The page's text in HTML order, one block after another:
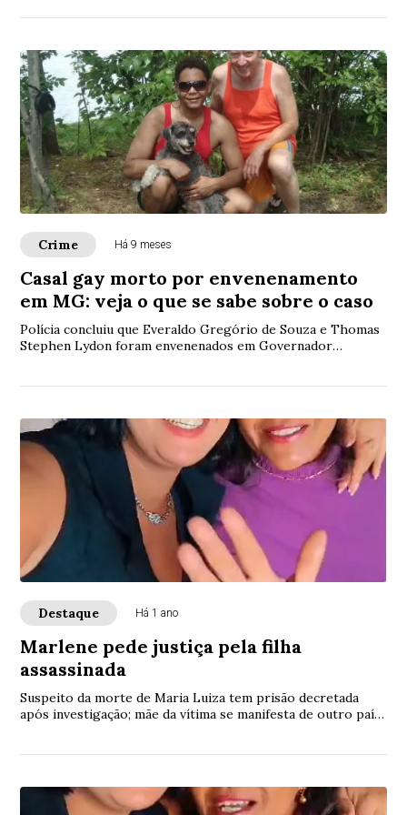
Crime Há 9 meses
Casal gay morto por envenenamento
em MG: veja o que se sabe sobre o caso
Polícia concluiu que Everaldo Gregório de Souza e Thomas
Stephen Lydon foram envenenados em Governador
Destaque Há 1 ano
Marlene pede justiça pela filha
assassinada
Suspeito da morte de Maria Luiza tem prisão decretada
após investigação; mãe da vítima se manifesta de outro país